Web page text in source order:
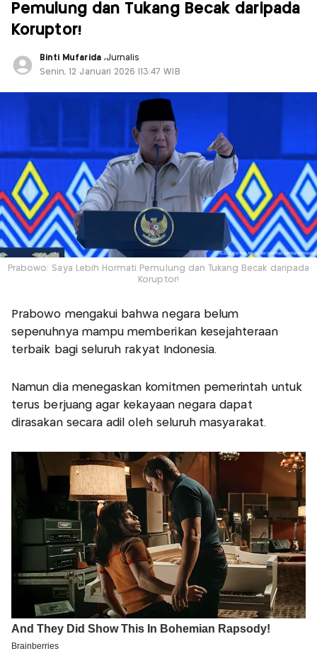
Pemulung dan Tukang Becak daripada
Koruptor!
Binti Mufarida ,Jurnalis
Senin, 12 Januari 2026 |13:47 WIB
Prabowo: Saya Lebih Hormati Pemulung dan Tukang Becak daripada
Koruptor!
Prabowo mengakui bahwa negara belum
sepenuhnya mampu memberikan kesejahteraan
terbaik bagi seluruh rakyat Indonesia.
Namun dia menegaskan komitmen pemerintah untuk
terus berjuang agar kekayaan negara dapat
dirasakan secara adil oleh seluruh masyarakat.